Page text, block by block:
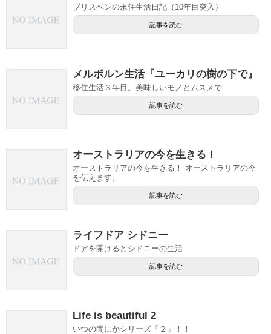
ブリスベンの永住生活日記（10年目突入）
記事を読む
メルボルン生活『ユーカリの樹の下で』
移住生活３年目。美味しいモノとムスメで
記事を読む
オーストラリアの今を生きる！
オーストラリアの今を生きる！ オーストラリアの今
を伝えます。
記事を読む
ライフドア シドニー
ドアを開けるとシドニーの生活
記事を読む
Life is beautiful 2
いつの間にかシリーズ「２」！！